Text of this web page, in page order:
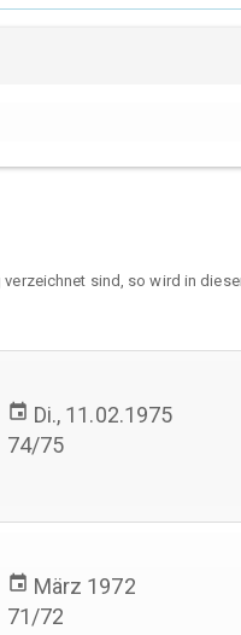
sind, so wird in
event Di., 11.02.1975
74/75
event März 1972
71/72